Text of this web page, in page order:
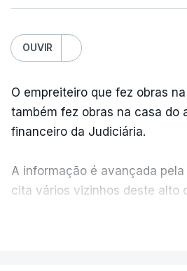
OUVIR
O empreiteiro que fez obras
também fez obras na casa do
financeiro da Judiciária.
A informação é avançada
cita vários vizinhos deste alto